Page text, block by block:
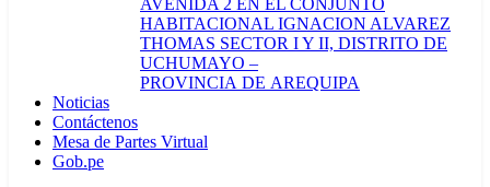
AVENIDA 2 EN EL CONJUNTO
HABITACIONAL IGNACION ALVAREZ
THOMAS SECTOR I Y II, DISTRITO DE
UCHUMAYO –
PROVINCIA DE AREQUIPA
Noticias
Contáctenos
Mesa de Partes Virtual
Gob.pe